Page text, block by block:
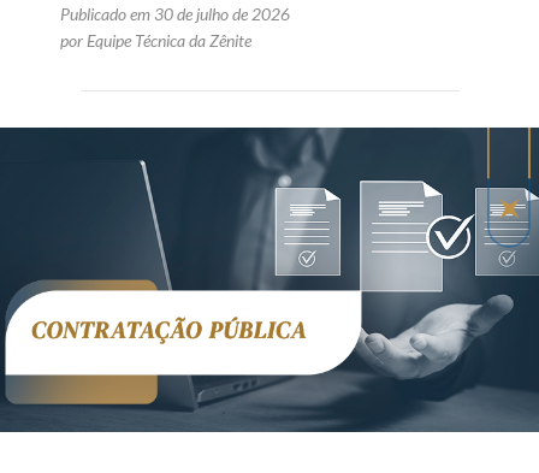
Publicado em 30 de julho de 2026
por Equipe Técnica da Zênite